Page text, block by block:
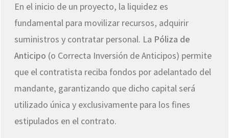
En el inicio de un proyecto, la liquidez es
fundamental para movilizar recursos, adquirir
suministros y contratar personal. La Póliza de
Anticipo (o Correcta Inversión de Anticipos) permite
que el contratista reciba fondos por adelantado del
mandante, garantizando que dicho capital será
utilizado única y exclusivamente para los fines
estipulados en el contrato.